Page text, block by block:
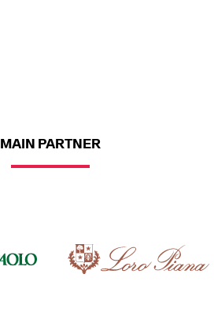
MAIN PARTNER